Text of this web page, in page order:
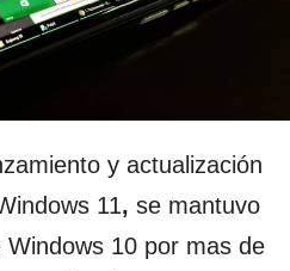
y actualización
11, se mantuvo
10 por mas de